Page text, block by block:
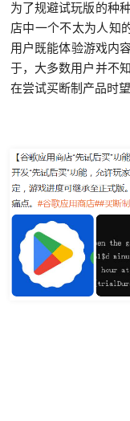
为了规避试玩版的种
店中一个不太为人知
用户既能体验游戏内
于，大多数用户并不
在尝试买断制产品时望